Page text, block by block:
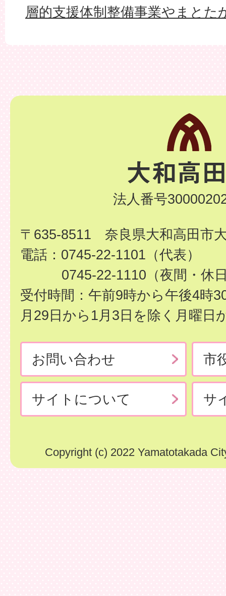
層的支援体制整備事業やまとた
法人番号
〒635-8511 奈良県大和高田市
電話：0745-22-1101（代表）
0745-22-1110（夜間・休
受付時間：午前9時から午後4時
月29日から1月3日を除く月曜日
お問い合わせ 市
サイトについて サ
Copyright (c) 2022 Yamatotakada